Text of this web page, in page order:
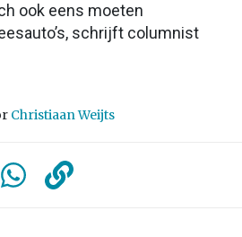
ook eens moeten
schrijft columnist
Christiaan Weijts